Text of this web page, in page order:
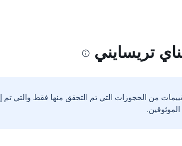
تريسايني
من الحجوزات التي تم التحقق منها فقط والتي